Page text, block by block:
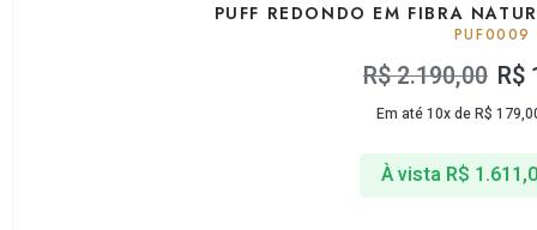
PUFF REDONDO EM FIBRA
PUF0009
R$2.190,00 R$
Em até 10x deR$
À vista R$